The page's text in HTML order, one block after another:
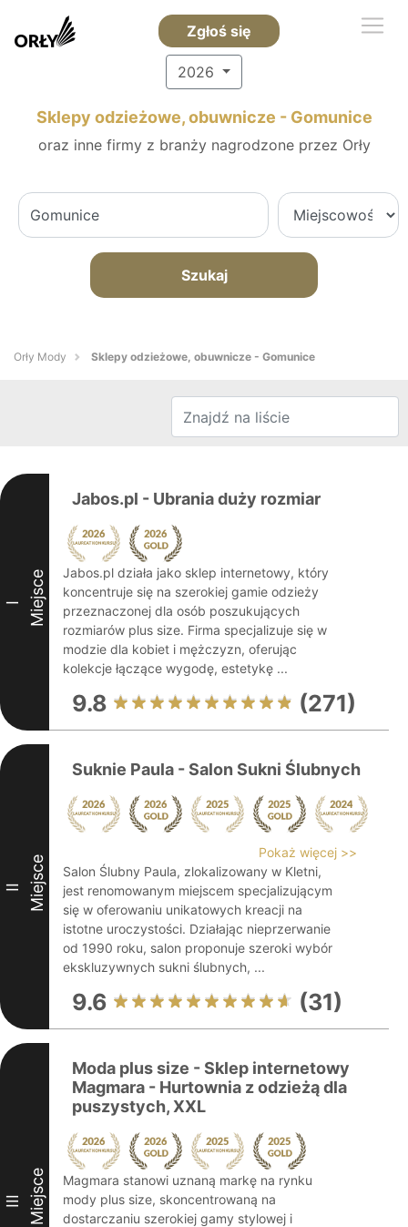
Zgłoś się
2026
Sklepy odzieżowe, obuwnicze - Gomunice
oraz inne firmy z branży nagrodzone przez Orły
Szukaj
Orły Mody Sklepy odzieżowe, obuwnicze - Gomunice
I Miejsce
Jabos.pl - Ubrania duży rozmiar
Jabos.pl działa jako sklep internetowy, który
koncentruje się na szerokiej gamie odzieży
przeznaczonej dla osób poszukujących
rozmiarów plus size. Firma specjalizuje się w
modzie dla kobiet i mężczyzn, oferując
kolekcje łączące wygodę, estetykę ...
9.8 (271)
II Miejsce
Suknie Paula - Salon Sukni Ślubnych
Pokaż więcej >>
Salon Ślubny Paula, zlokalizowany w Kletni,
jest renomowanym miejscem specjalizującym
się w oferowaniu unikatowych kreacji na
istotne uroczystości. Działając nieprzerwanie
od 1990 roku, salon proponuje szeroki wybór
ekskluzywnych sukni ślubnych, ...
9.6 (31)
III Miejsce
Moda plus size - Sklep internetowy
Magmara - Hurtownia z odzieżą dla
puszystych, XXL
Magmara stanowi uznaną markę na rynku
mody plus size, skoncentrowaną na
dostarczaniu szerokiej gamy stylowej i